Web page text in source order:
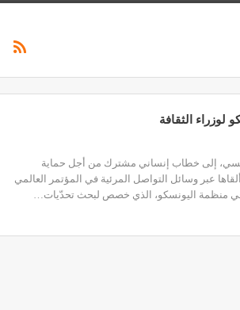
لوزراء الثقافة
إلى خطاب إنساني مشترك من أجل حماية
عبر وسائل التواصل المرئية في المؤتمر العالمي
في منظمة اليونسكو، الذي خصص لبحث تحدّيات…